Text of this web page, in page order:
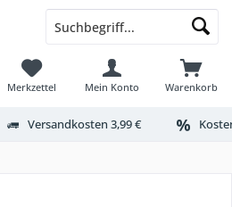
Warenkorb
Merkzettel Mein Konto
Versandkosten 3,99 €